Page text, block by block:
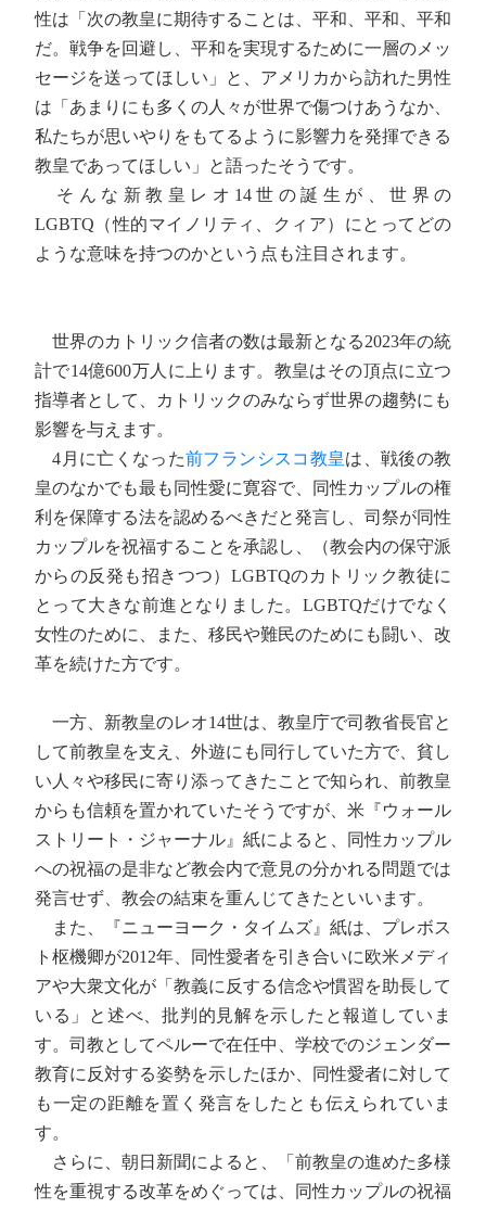
性は「次の教皇に期待することは、平和、平和、平和
だ。戦争を回避し、平和を実現するために一層のメッ
セージを送ってほしい」と、アメリカから訪れた男性
は「あまりにも多くの人々が世界で傷つけあうなか、
私たちが思いやりをもてるように影響力を発揮できる
教皇であってほしい」と語ったそうです。
そんな新教皇レオ14世の誕生が、世界の
LGBTQ（性的マイノリティ、クィア）にとってどの
ような意味を持つのかという点も注目されます。
世界のカトリック信者の数は最新となる2023年の統
計で14億600万人に上ります。教皇はその頂点に立つ
指導者として、カトリックのみならず世界の趨勢にも
影響を与えます。
4月に亡くなった前フランシスコ教皇は、戦後の教
皇のなかでも最も同性愛に寛容で、同性カップルの権
利を保障する法を認めるべきだと発言し、司祭が同性
カップルを祝福することを承認し、（教会内の保守派
からの反発も招きつつ）LGBTQのカトリック教徒に
とって大きな前進となりました。LGBTQだけでなく
女性のために、また、移民や難民のためにも闘い、改
革を続けた方です。
一方、新教皇のレオ14世は、教皇庁で司教省長官と
して前教皇を支え、外遊にも同行していた方で、貧し
い人々や移民に寄り添ってきたことで知られ、前教皇
からも信頼を置かれていたそうですが、米『ウォール
ストリート・ジャーナル』紙によると、同性カップル
への祝福の是非など教会内で意見の分かれる問題では
発言せず、教会の結束を重んじてきたといいます。
また、『ニューヨーク・タイムズ』紙は、プレボス
ト枢機卿が2012年、同性愛者を引き合いに欧米メディ
アや大衆文化が「教義に反する信念や慣習を助長して
いる」と述べ、批判的見解を示したと報道していま
す。司教としてペルーで在任中、学校でのジェンダー
教育に反対する姿勢を示したほか、同性愛者に対して
も一定の距離を置く発言をしたとも伝えられていま
す。
さらに、朝日新聞によると、「前教皇の進めた多様
性を重視する改革をめぐっては、同性カップルの祝福